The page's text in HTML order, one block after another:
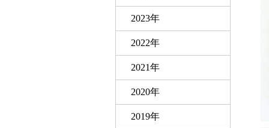
2023年
2022年
2021年
2020年
2019年